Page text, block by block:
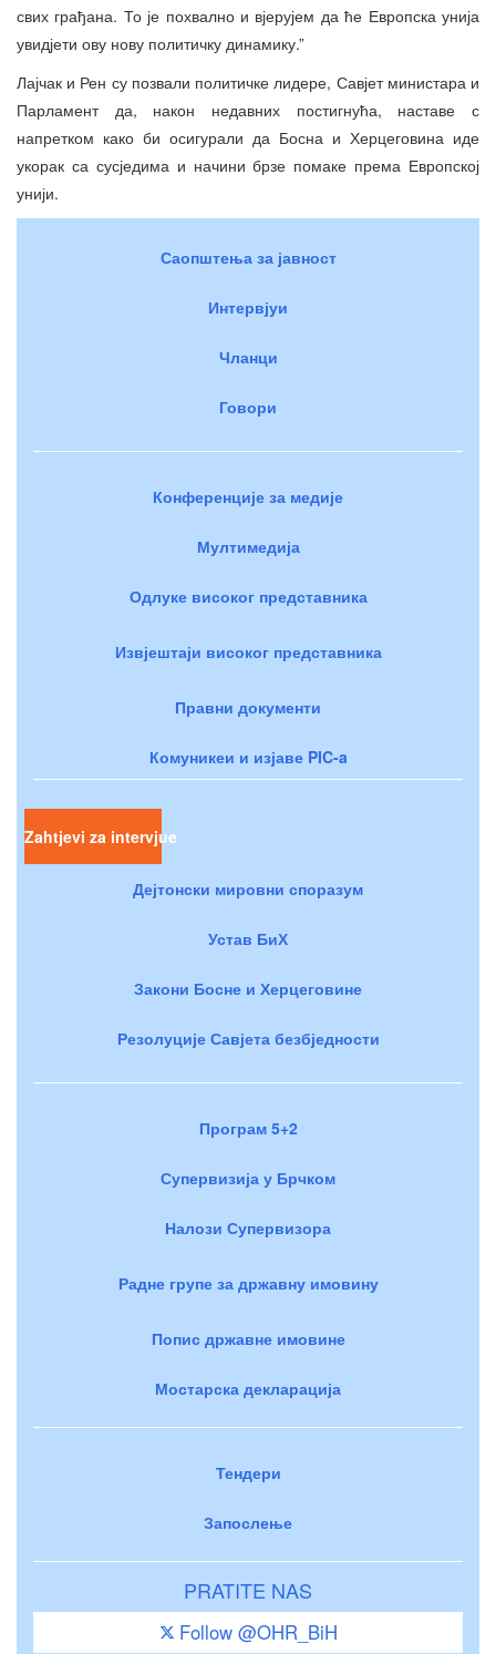
свих грађана. То је похвално и вјерујем да ће Европска унија
увидјети ову нову политичку динамику.”
Лајчак и Рен су позвали политичке лидере, Савјет министара и
Парламент да, након недавних постигнућа, наставе с
напретком како би осигурали да Босна и Херцеговина иде
укорак са сусједима и начини брзе помаке према Европској
унији.
Саопштења за јавност
Интервјуи
Чланци
Говори
Конференције за медије
Мултимедија
Одлуке високог представника
Извјештаји високог представника
Правни документи
Комуникеи и изјаве PIC-a
Zahtjevi za intervjue
Дејтонски мировни споразум
Устав БиХ
Закони Босне и Херцеговине
Резолуције Савјета безбједности
Програм 5+2
Супервизија у Брчком
Налози Супервизора
Радне групе за државну имовину
Попис државне имовине
Мостарска декларација
Тендери
Запослење
PRATITE NAS
Follow @OHR_BiH